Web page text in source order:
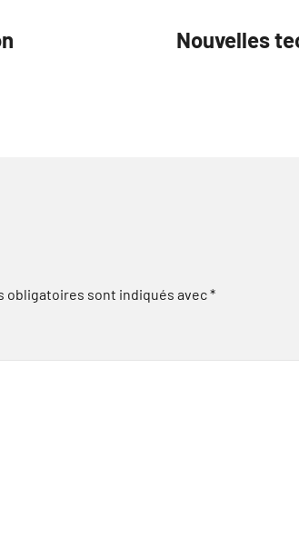
Nouvelles
obligatoires sont indiqués avec*